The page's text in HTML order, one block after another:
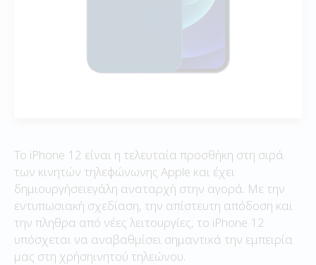
Το iPhone 12 είναι η τελευταία προσθήκη στη σιρά
των κινητών τηλεφώνωνης Apple και έχει
δημιουργήσειεγάλη αναταρχή στην αγορά. Με την
εντυπωσιακή σχεδίαση, την απίστευτη απόδοση και
την πληθρα από νέες λειτουργίες, το iPhone 12
υπόσχεται να αναβαθμίσει σημαντικά την εμπειρία
μας στη χρήσηινητού τηλεώνου.